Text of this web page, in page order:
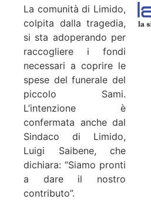
La comunità di Limido,
colpita dalla tragedia,
si sta adoperando per
raccogliere i fondi
necessari a coprire le
spese del funerale del
piccolo Sami.
L’intenzione è
confermata anche dal
Sindaco di Limido,
Luigi Saibene, che
dichiara: “Siamo pronti
a dare il nostro
contributo”.